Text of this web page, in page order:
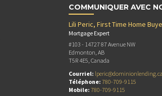
COMMUNIQUER AVEC
Lili Peric, First Time Home
Mortgage Expert
#103 - 14727 87 Avenue NW
Edmonton, AB
T5R 4E5, Canada
Courriel: lperic@dominionlending.ca
Téléphone: 780-709-9115
Mobile: 780-709-9115